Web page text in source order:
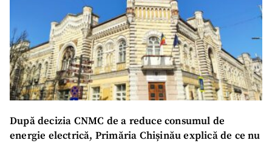
După decizia CNMC de a reduce consumul de
energie electrică, Primăria Chișinău explică de ce nu